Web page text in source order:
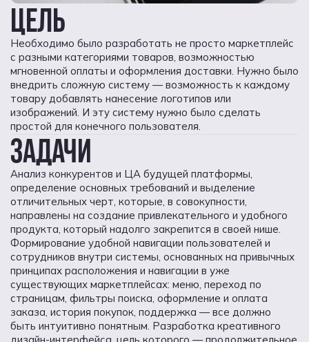
ЦЕЛЬ
Необходимо было разработать не просто маркетплейс
с разными категориями товаров, возможностью
мгновенной оплаты и оформления доставки. Нужно было
внедрить сложную систему — возможность к каждому
товару добавлять нанесение логотипов или
изображений. И эту систему нужно было сделать
простой для конечного пользователя.
ЗАДАЧИ
Анализ конкурентов и ЦА будущей платформы,
определение основных требований и выделение
отличительных черт, которые, в совокупности,
направлены на создание привлекательного и удобного
продукта, который надолго закрепится в своей нише.
Формирование удобной навигации пользователей и
сотрудников внутри системы, основанных на привычных
принципах расположения и навигации в уже
существующих маркетплейсах: меню, переход по
страницам, фильтры поиска, оформление и оплата
заказа, история покупок, поддержка — все должно
быть интуитивно понятным. Разработка креативного